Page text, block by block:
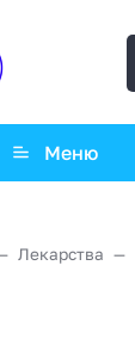
Меню
Лекарства